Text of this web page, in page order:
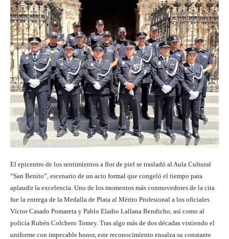
El epicentro de los sentimientos a flor de piel se trasladó al Aula Cultural
“San Benito”, escenario de un acto formal que congeló el tiempo para
aplaudir la excelencia. Uno de los momentos más conmovedores de la cita
fue la entrega de la Medalla de Plata al Mérito Profesional a los oficiales
Víctor Casado Pomareta y Pablo Eladio Lallana Bendicho, así como al
policía Rubén Colchero Tomey. Tras algo más de dos décadas vistiendo el
uniforme con impecable honor, este reconocimiento ensalza su constante